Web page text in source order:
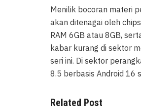
Menilik bocoran materi
akan ditenagai oleh
RAM 6GB atau 8GB,
kabar kurang di sektor
seri ini. Di sektor
8.5 berbasis Android 16
Related Post